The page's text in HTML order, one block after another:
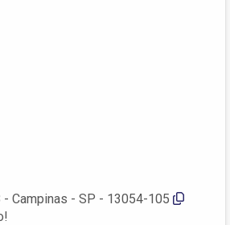
- Campinas - SP - 13054-105